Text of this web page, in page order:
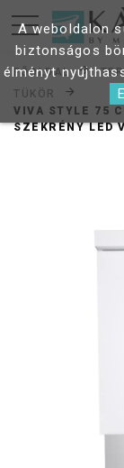
FŐOLDAL
TÜKÖR
VIVA STYLE 75
SZEKRÉNY LED
A weboldalon
biztonságos
élményt